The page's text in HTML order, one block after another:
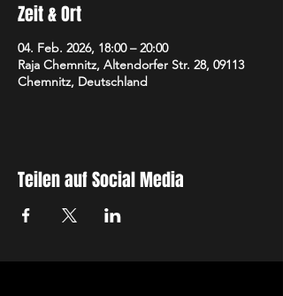
Zeit & Ort
04. Feb. 2026, 18:00 – 20:00
Raja Chemnitz, Altendorfer Str. 28, 09113
Chemnitz, Deutschland
Teilen auf Social Media